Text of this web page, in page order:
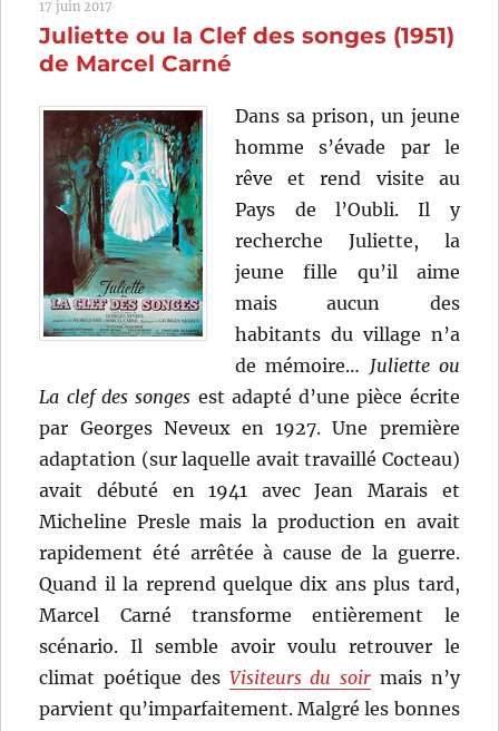
de
17 juin 2017
Juliette ou la Clef des songes (1951)
de Marcel Carné
Dans sa prison, un jeune
homme s’évade par le
rêve et rend visite au
Pays de l’Oubli. Il y
recherche Juliette, la
jeune fille qu’il aime
mais aucun des
habitants du village n’a
de mémoire… Juliette ou
La clef des songes est adapté d’une pièce écrite
par Georges Neveux en 1927. Une première
adaptation (sur laquelle avait travaillé Cocteau)
avait débuté en 1941 avec Jean Marais et
Micheline Presle mais la production en avait
rapidement été arrêtée à cause de la guerre.
Quand il la reprend quelque dix ans plus tard,
Marcel Carné transforme entièrement le
scénario. Il semble avoir voulu retrouver le
climat poétique des Visiteurs du soir mais n’y
parvient qu’imparfaitement. Malgré les bonnes